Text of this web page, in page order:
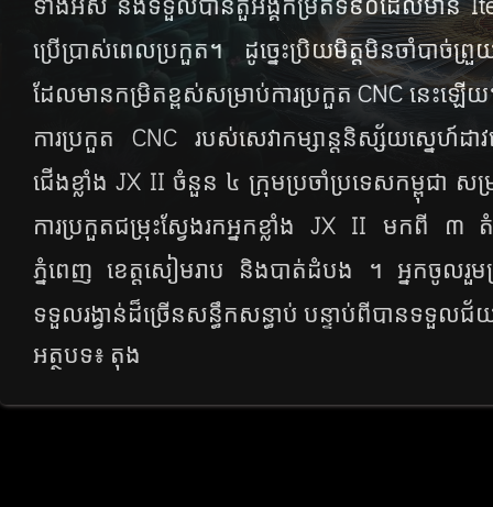
ទាំង​អស់​ នឹង​ទទួល​បាន​តួអង្គ​កម្រិត​ទី៩០ដែល​មាន​
ប្រើប្រាស់​ពេល​ប្រកួត។ ដូច្នេះ​ប្រិយមិត្ត​មិន​ចាំ​បាច់​ព្
ដែល​មាន​កម្រិត​ខ្ពស់​សម្រាប់​ការ​ប្រកួត​ CNCនេះ​ឡើ
ការ​ប្រកួត​ CNCរបស់​សេវា​កម្សាន្ត​និស្ស័យ​ស្នេហ៍​ដា
ជើង​ខ្លាំង​ JX IIចំនួន ៤ ក្រុម​ប្រចាំ​ប្រទេស​កម្ពុជា សម្
ការ​ប្រកួត​ជម្រុះ​ស្វែង​រក​អ្នក​ខ្លាំង​ JX IIមក​ពី​ ៣ តំប
ភ្នំពេញ ខេត្ត​សៀមរាប និង​បាត់ដំបង ។ អ្នក​ចូល​រួ
ទទួល​រង្វាន់​ដ៏​ច្រើន​សន្ធឹក​សន្ធាប់​ បន្ទាប់​ពី​បាន​ទទួល​ជ័
អត្ថបទ៖ តុង